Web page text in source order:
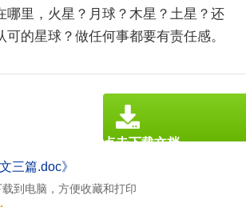
哪里，火星？月球？木星？土星？还
可的星球？做任何事都要有责任感。
三篇.doc》
到电脑，方便收藏和打印
点击下载文档